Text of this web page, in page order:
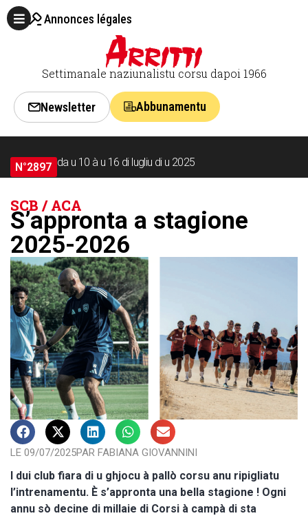
Annonces légales
Settimanale naziunalistu corsu dapoi 1966
Newsletter Abbunamentu
N°2897 da u 10 à u 16 di lugliu di u 2025
SCB / ACA
S’appronta a stagione
2025-2026
LE 09/07/2025PAR FABIANA GIOVANNINI
I dui club fiara di u ghjocu à pallò corsu anu ripigliatu
l’intrenamentu. È s’appronta una bella stagione ! Ogni
annu sò decine di millaie di Corsi à campà di sta